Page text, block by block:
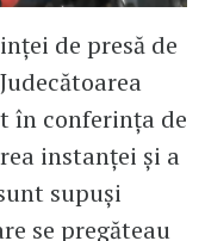
de presă de
în conferința de
instanței și a
supuși
se pregăteau